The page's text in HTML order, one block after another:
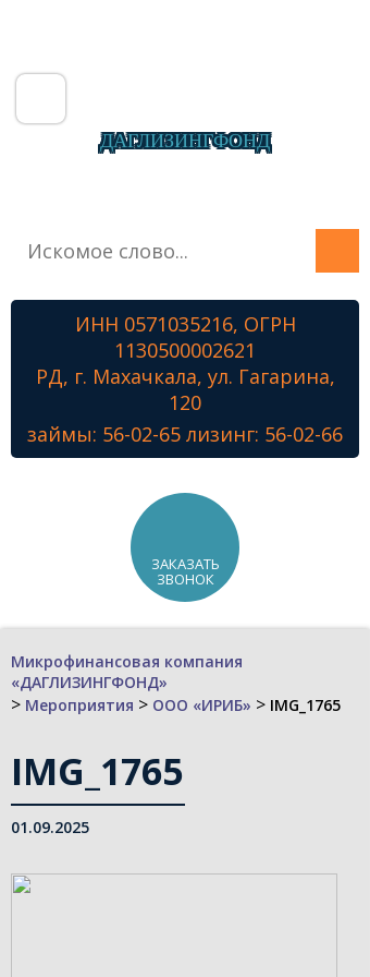
ДАГЛИЗИНГФОНД
О фонде
Лизинг
Наши проекты
Знамя Победы
ИНН 0571035216, ОГРН
1130500002621
РД, г. Махачкала, ул. Гагарина,
120
займы: 56-02-65 лизинг: 56-02-66
ЗАКАЗАТЬ
ЗВОНОК
Микрофинансовая компания
«ДАГЛИЗИНГФОНД»
> Мероприятия > ООО «ИРИБ» > IMG_1765
IMG_1765
01.09.2025